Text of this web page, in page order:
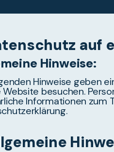
auf
Hinweise:
Hinweise geben
Website besuchen.
Informationen zum